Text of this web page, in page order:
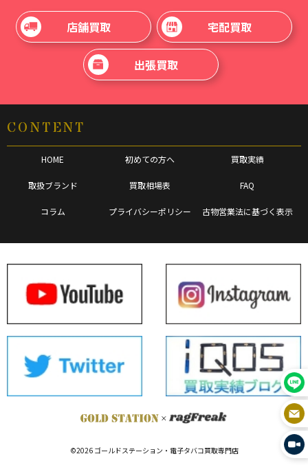
店舗買取 宅配買取
出張買取
CONTENT
HOME 初めての方へ 買取実績
取扱ブランド 買取相場表 FAQ
コラム プライバシーポリシー 古物営業法に基づく表示
©2026 ゴールドステーション・電子タバコ買取専門店